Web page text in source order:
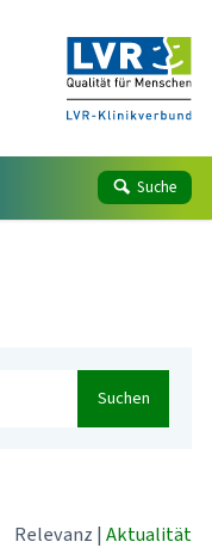
Suche
Suchen
Relevanz | Aktualität